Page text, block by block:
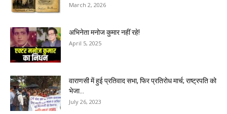
March 2, 2026
अभिनेता मनोज कुमार नहीं रहे!
April 5, 2025
वाराणसी में हुई प्रतिवाद सभा, फिर प्रतिरोध मार्च; राष्ट्रपति को
भेजा...
July 26, 2023